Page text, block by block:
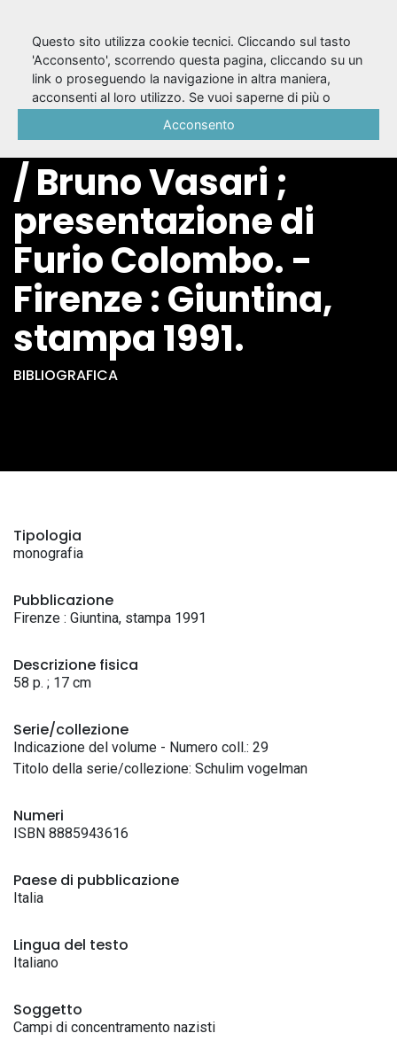
Mauthausen
bivacco della morte
/ Bruno Vasari ;
presentazione di
Furio Colombo. -
Firenze : Giuntina,
stampa 1991.
BIBLIOGRAFICA
Tipologia
monografia
Pubblicazione
Firenze : Giuntina, stampa 1991
Descrizione fisica
58 p. ; 17 cm
Serie/collezione
Indicazione del volume - Numero coll.: 29
Titolo della serie/collezione: Schulim vogelman
Numeri
ISBN 8885943616
Paese di pubblicazione
Italia
Lingua del testo
Italiano
Soggetto
Campi di concentramento nazisti
Questo sito utilizza cookie tecnici. Cliccando sul tasto
'Acconsento', scorrendo questa pagina, cliccando su un
link o proseguendo la navigazione in altra maniera,
acconsenti al loro utilizzo. Se vuoi saperne di più o
Acconsento